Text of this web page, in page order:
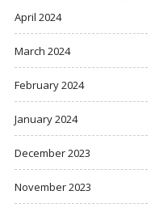
April 2024
March 2024
February 2024
January 2024
December 2023
November 2023